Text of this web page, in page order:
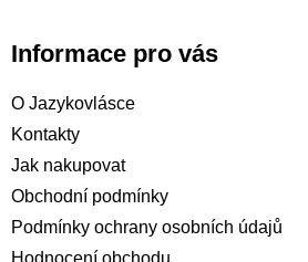
Informace pro vás
O Jazykovlásce
Kontakty
Jak nakupovat
Obchodní podmínky
Podmínky ochrany osobních údajů